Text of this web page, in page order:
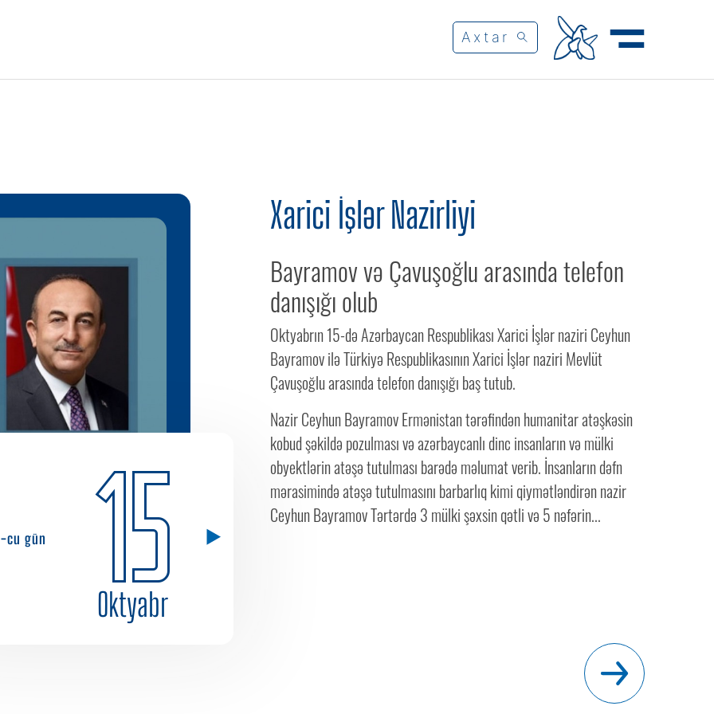
cu gün 15
Oktyabr
Xarici İşlər Nazirliyi
Bayramov və Çavuşoğlu arasında telefon
danışığı olub
Oktyabrın 15-də Azərbaycan Respublikası Xarici İşlər naziri Ceyhun
Bayramov ilə Türkiyə Respublikasının Xarici İşlər naziri Mevlüt
Çavuşoğlu arasında telefon danışığı baş tutub.
Nazir Ceyhun Bayramov Ermənistan tərəfindən humanitar atəşkəsin
kobud şəkildə pozulması və azərbaycanlı dinc insanların və mülki
obyektlərin atəşə tutulması barədə məlumat verib. İnsanların dəfn
mərasimində atəşə tutulmasını barbarlıq kimi qiymətləndirən nazir
Ceyhun Bayramov Tərtərdə 3 mülki şəxsin qətli və 5 nəfərin...